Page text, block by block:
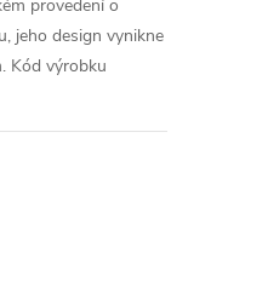
provedení o
jeho design vynikne
Kód výrobku